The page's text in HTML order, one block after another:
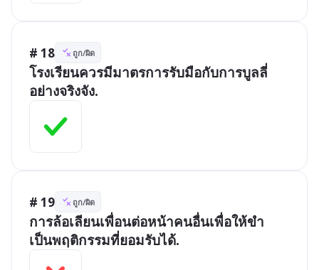
# 18 ถูก/ผิด
โรงเรียนควรมีมาตรการรับมือกับการบูลลี่
อย่างจริงจัง.
# 19 ถูก/ผิด
การล้อเลียนเพื่อนต่อหน้าคนอื่นเพื่อให้ขำ
เป็นพฤติกรรมที่ยอมรับได้.